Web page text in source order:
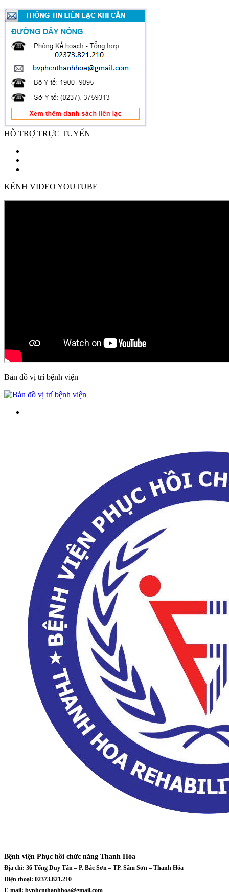
HỖ TRỢ TRỰC TUYẾN
KÊNH VIDEO YOUTUBE
Bản đồ vị trí bệnh viện
Bệnh viện Phục hồi chức năng Thanh Hóa
Địa chỉ: 36 Tống Duy Tân – P. Bắc Sơn – TP. Sầm Sơn – Thanh Hóa
Điện thoại: 02373.821.210